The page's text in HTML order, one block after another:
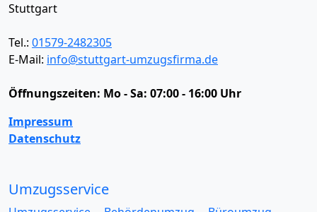
Stuttgart
Tel.: 01579-2482305
E-Mail: info@stuttgart-umzugsfirma.de
Öffnungszeiten: Mo - Sa: 07:00 - 16:00 Uhr
Impressum
Datenschutz
Umzugsservice